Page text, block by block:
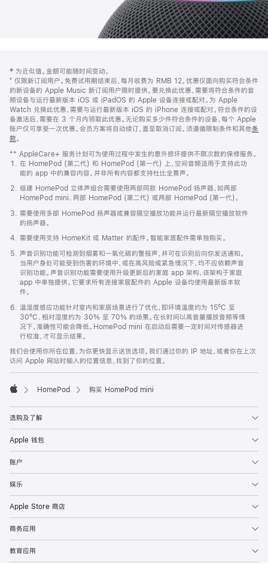
页
页
脚
注
‡ 为近似值。金额可能随时间变动。
⁺ 仅限新订阅用户。免费试用期结束后，每月收费为 RMB 12。优惠仅面向购买符合条件
的新设备的 Apple Music 新订阅用户限时提供。要兑换此优惠，需要将符合条件的音
频设备与运行最新版本 iOS 或 iPadOS 的 Apple 设备连接或配对。为 Apple
Watch 兑换此优惠，需要与运行最新版本 iOS 的 iPhone 连接或配对。符合条件的设
备激活后，需要在 3 个月内领取此优惠。无论购买多少件符合条件的设备，每个 Apple
账户仅可享受一次优惠。会员方案将自动续订，直至取消订阅。须遵循限制条件和其他条
款。
窗
口
中
打
开)
** AppleCare+ 服务计划可为使用过程中发生的意外损坏提供不限次数的保修服务。
在 HomePod (第二代) 和 HomePod (第一代) 上，空间音频适用于支持此功
能的 app 中的兼容内容。并非所有内容都支持杜比全景声。
组建 HomePod 立体声组合需要使用两部同款 HomePod 扬声器，如两部
HomePod mini、两部 HomePod (第二代) 或两部 HomePod (第一代)。
需要使用多部 HomePod 扬声器或兼容隔空播放功能并运行最新隔空播放软件
的扬声器。
需要使用支持 HomeKit 或 Matter 的配件。智能家居配件需单独购买。
声音识别功能可检测到烟雾和一氧化碳的警报声，并可在识别后向你发送通知。
当用户身处可能受到伤害的环境中，或在高风险或紧急情况下，均不应依赖声音
识别功能。声音识别功能需要使用升级更新后的家庭 app 架构，该架构于家庭
app 中单独提供。它要求所有连接家居配件的 Apple 设备均使用最新版本软
件。
温湿度感应功能针对室内和家居场景进行了优化，即环境温度约为 15ºC 至
30ºC、相对湿度约为 30% 至 70% 的场景。在长时间以高音量播放音频等情
况下，准确性可能会降低。HomePod mini 在启动后需要一定时间对传感器进
行校准，才可显示结果。
我们会使用你所在位置，为你更快显示送货选项。我们通过你的 IP 地址，或者你在上次
访问 Apple 网站时输入的位置信息，找到了你的位置。
HomePod 购买 HomePod mini
选购及了解
Apple 钱包
账户
娱乐
Apple Store 商店
商务应用
教育应用